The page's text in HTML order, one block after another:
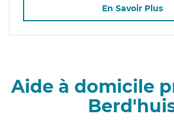
En Savoir Plus
Aide à domicile